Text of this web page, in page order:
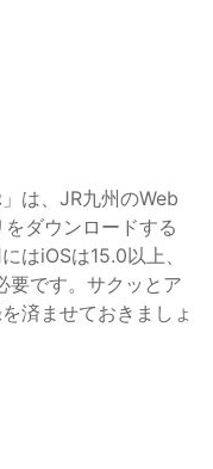
は、JR九州のWeb
ダウンロードする
はiOSは15.0以上、
要です。サクッとア
済ませておきましょ